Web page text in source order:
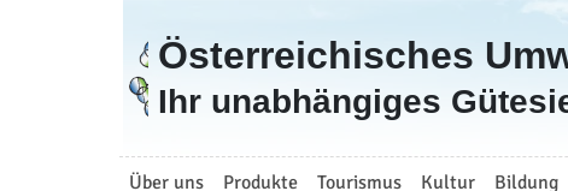
Zur Startseite
Österreichisches
Ihr unabhängiges
Über uns Produkte Tourismus Kultur Bildung